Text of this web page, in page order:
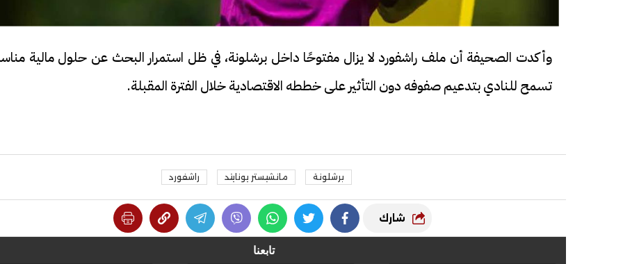
وأكدت الصحيفة أن ملف راشفورد لا يزال مفتوحًا داخل برشلونة، في ظل استمرار البحث عن حلول مالية
تسمح للنادي بتدعيم صفوفه دون التأثير على خططه الاقتصادية خلال الفترة المقبلة.
برشلونة مانشيستر يونايتد راشفورد
شارك
تابعنا